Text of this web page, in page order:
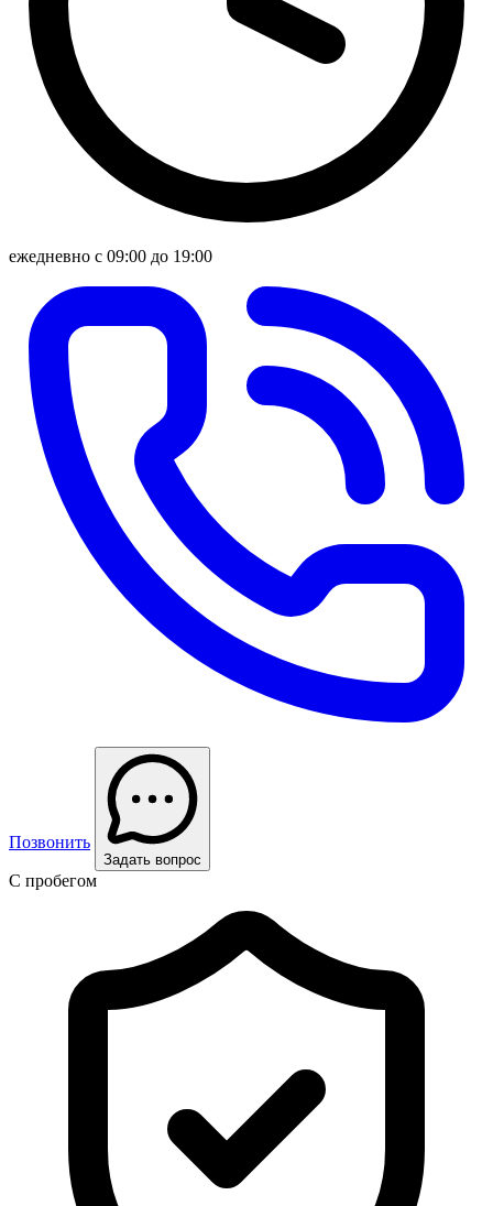
ежедневно с 09:00 до 19:00
Позвонить
Задать вопрос
С пробегом